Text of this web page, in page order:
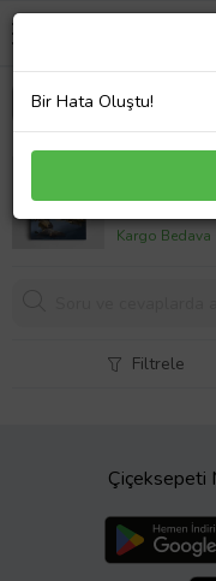
Ağaçlar
689,90 TL
Kargo Bedava
Filtrele
Çiçeksepeti
Bir Hata Oluştu!